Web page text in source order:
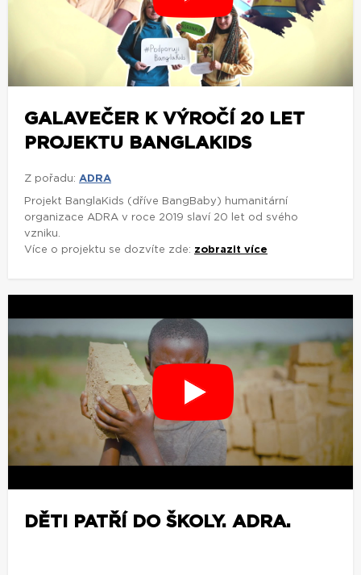
GALAVEČER K VÝROČÍ 20 LET
PROJEKTU BANGLAKIDS
Z pořadu: ADRA
Projekt BanglaKids (dříve BangBaby) humanitární
organizace ADRA v roce 2019 slaví 20 let od svého
vzniku.
Více o projektu se dozvíte zde: zobrazit více
DĚTI PATŘÍ DO ŠKOLY. ADRA.